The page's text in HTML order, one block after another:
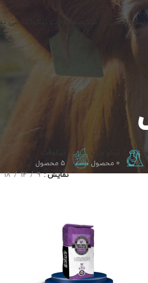
نیکوآشنایی با نیکو آکادمی
نیکو ویت
0 محصول
5 محصول
نمایش 9
12
18